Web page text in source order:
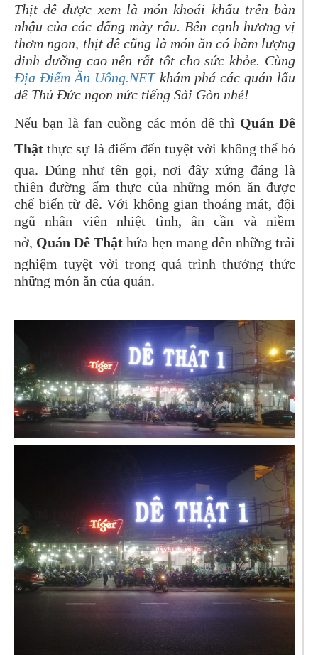
Thịt dê được xem là món khoái khẩu trên bàn
nhậu của các đấng mày râu. Bên cạnh hương vị
thơm ngon, thịt dê cũng là món ăn có hàm lượng
dinh dưỡng cao nên rất tốt cho sức khỏe. Cùng
Địa Điểm Ăn Uống.NETkhám phá các quán lẩu
dê Thủ Đức ngon nức tiếng Sài Gòn nhé!
Nếu bạn là fan cuồng các món dê thì Quán Dê
Thật thực sự là điểm đến tuyệt vời không thể bỏ
qua. Đúng như tên gọi, nơi đây xứng đáng là
thiên đường ẩm thực của những món ăn được
chế biến từ dê. Với không gian thoáng mát, đội
ngũ nhân viên nhiệt tình, ân cần và niềm
nở, Quán Dê Thật hứa hẹn mang đến những trải
nghiệm tuyệt vời trong quá trình thưởng thức
những món ăn của quán.